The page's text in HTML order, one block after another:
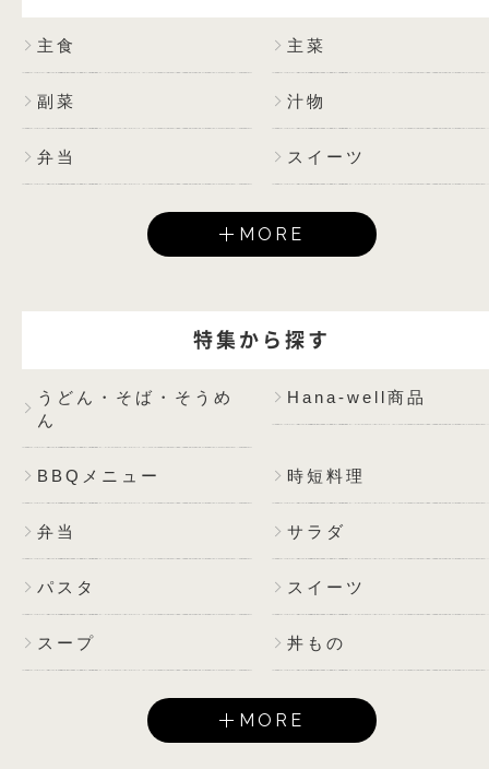
主食 主菜
副菜 汁物
弁当 スイーツ
MORE
特集から探す
うどん・そば・そうめ
ん
Hana-well商品
BBQメニュー 時短料理
弁当 サラダ
パスタ スイーツ
スープ 丼もの
MORE